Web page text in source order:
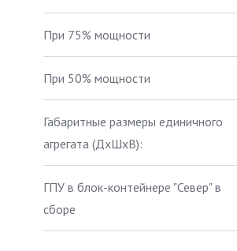
При 75% мощности
При 50% мощности
Габаритные размеры единичного
агрегата (ДхШхВ):
ГПУ в блок-контейнере "Север" в
сборе